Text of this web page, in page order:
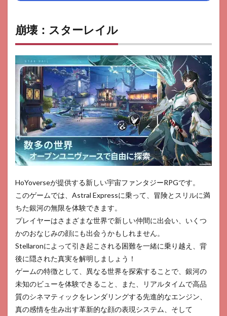
崩壊：スターレイル
HoYoverseが提供する新しい宇宙ファンタジーRPGです。
このゲームでは、Astral Expressに乗って、冒険とスリルに満
ちた銀河の無限を体験できます。
プレイヤーはさまざまな世界で新しい仲間に出会い、いくつ
かのおなじみの顔にも出会うかもしれません。
Stellaronによって引き起こされる困難を一緒に乗り越え、背
後に隠された真実を解明しましょう！
ゲームの特徴として、異なる世界を探索することで、銀河の
未知のビューを体験できること、また、リアルタイムで高品
質のシネマティックをレンダリングする先進的なエンジン、
真の感情を生み出す革新的な顔の表現システム、そして